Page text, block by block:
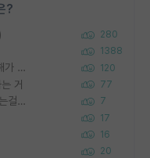
?
280
1388
대학원생들 교수에게 가스라이팅 당한 것은 이해가 갑니다. 안타깝네요. 120
거 77
왜 후배가 못하는걸 교수님은 내 책임으로 돌리는걸까요? 7
17
16
20